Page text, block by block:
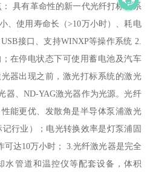
具有革命性的新一代光纤打标机系
、使用寿命长（>10万小时）、耗电
接口、支持WINXP等操作系统 2.
在停电状态下可使用蓄电池及汽车
器出现之前，激光打标系统的激光
器、ND-YAG激光器作为光源。光纤
能更优、发散角是半导体泵浦激光
行业）；电光转换效率是灯泵浦固
可达10万小时； 3.光纤激光器是完全
水管道和温控仪等配套设备，体积